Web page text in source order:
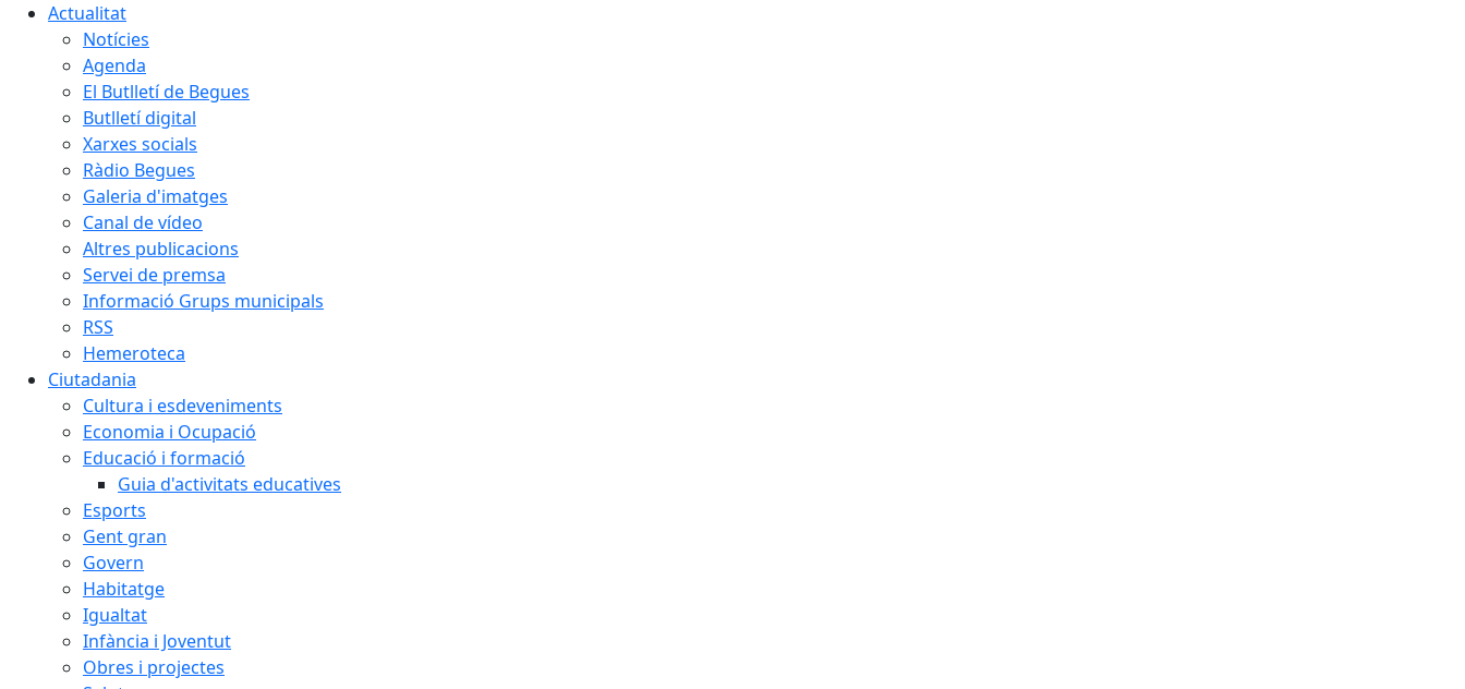
Actualitat
Notícies
Agenda
El Butlletí de Begues
Butlletí digital
Xarxes socials
Ràdio Begues
Galeria d'imatges
Canal de vídeo
Altres publicacions
Servei de premsa
Informació Grups municipals
RSS
Hemeroteca
Ciutadania
Cultura i esdeveniments
Economia i Ocupació
Educació i formació
Guia d'activitats educatives
Esports
Gent gran
Govern
Habitatge
Igualtat
Infància i Joventut
Obres i projectes